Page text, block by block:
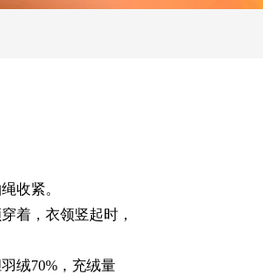
收紧。
着，衣领竖起时，
绒70%，充绒量